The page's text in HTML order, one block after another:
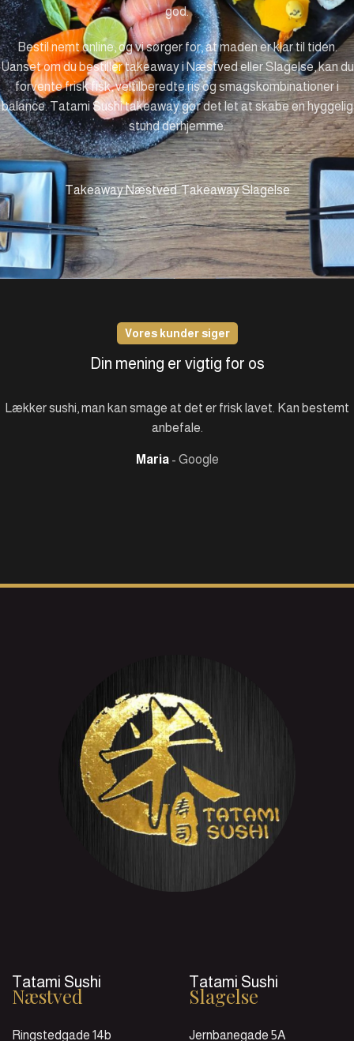
god.
Bestil nemt online, og vi sørger for, at maden er klar til tiden.
Uanset om du bestiller takeaway i Næstved eller Slagelse, kan du
forvente frisk fisk, veltilberedte ris og smagskombinationer i
balance. Tatami Sushi takeaway gør det let at skabe en hyggelig
stund derhjemme.
Takeaway Næstved Takeaway Slagelse
Vores kunder siger
Din mening er vigtig for os
Lækker Sushi Restaurant som altid leverer fantastisk mad
kvalitet i hyggelige rammer. “Bestil selv” system på tablet
Tatami Sushi
Næstved
Ringstedgade 14b
Tatami Sushi
Slagelse
Jernbanegade 5A